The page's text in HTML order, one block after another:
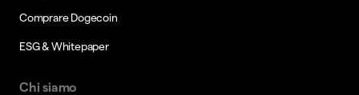
Comprare Dogecoin
ESG & Whitepaper
Chi siamo